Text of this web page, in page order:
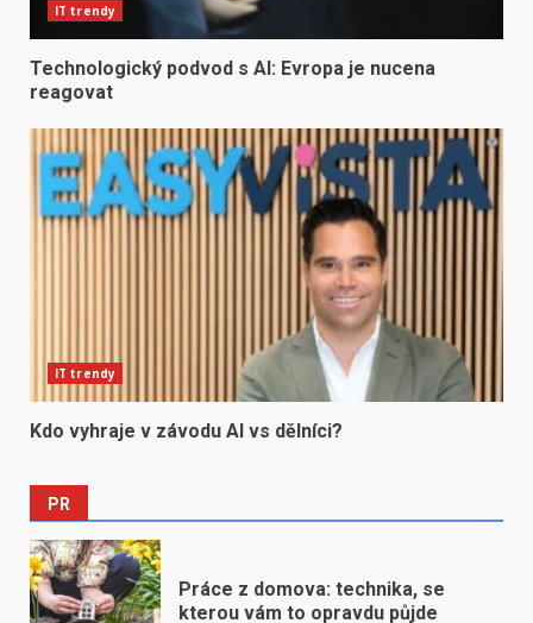
IT trendy
Technologický podvod s AI: Evropa je nucena
reagovat
IT trendy
Kdo vyhraje v závodu AI vs dělníci?
PR
Práce z domova: technika, se
kterou vám to opravdu půjde